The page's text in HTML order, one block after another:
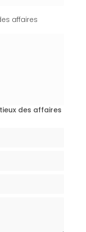
affaires
des affaires